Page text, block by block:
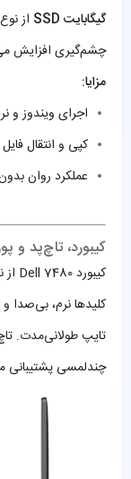
گیگابایت SSD
چشم‌گیری افزایش
مزایا:
اجرای ویندوز و
کپی و انتقال
عملکرد روان
کیبورد، تاچ‌پد و
کیبورد Dell 7480 از نوع جزیره‌ای با
کلیدها نرم، بی‌صدا
تایپ طولانی‌مدت.
چندلمسی پشتیبانی